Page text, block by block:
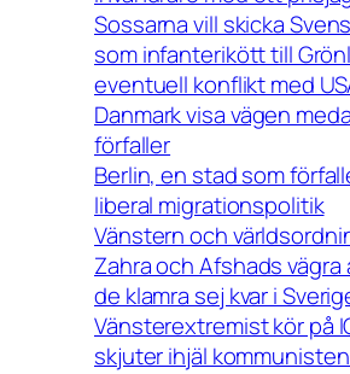
Sossarna vill skicka
som infanterikött till
eventuell konflikt med
Danmark visa vägen
förfaller
Berlin, en stad som
liberal migrationspolitik
Vänstern och
Zahra och Afshads vägra
de klamra sej kvar i
Vänsterextremist kör på
skjuter ihjäl